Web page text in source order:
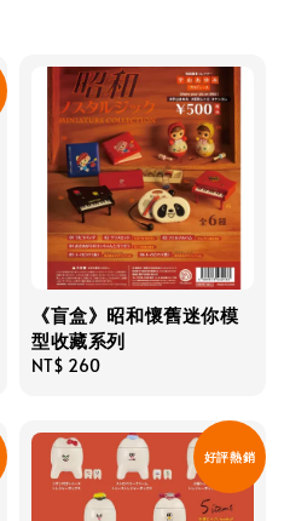
《盲盒》昭和懷舊迷你模
型收藏系列
Regular
NT$ 260
好評熱銷